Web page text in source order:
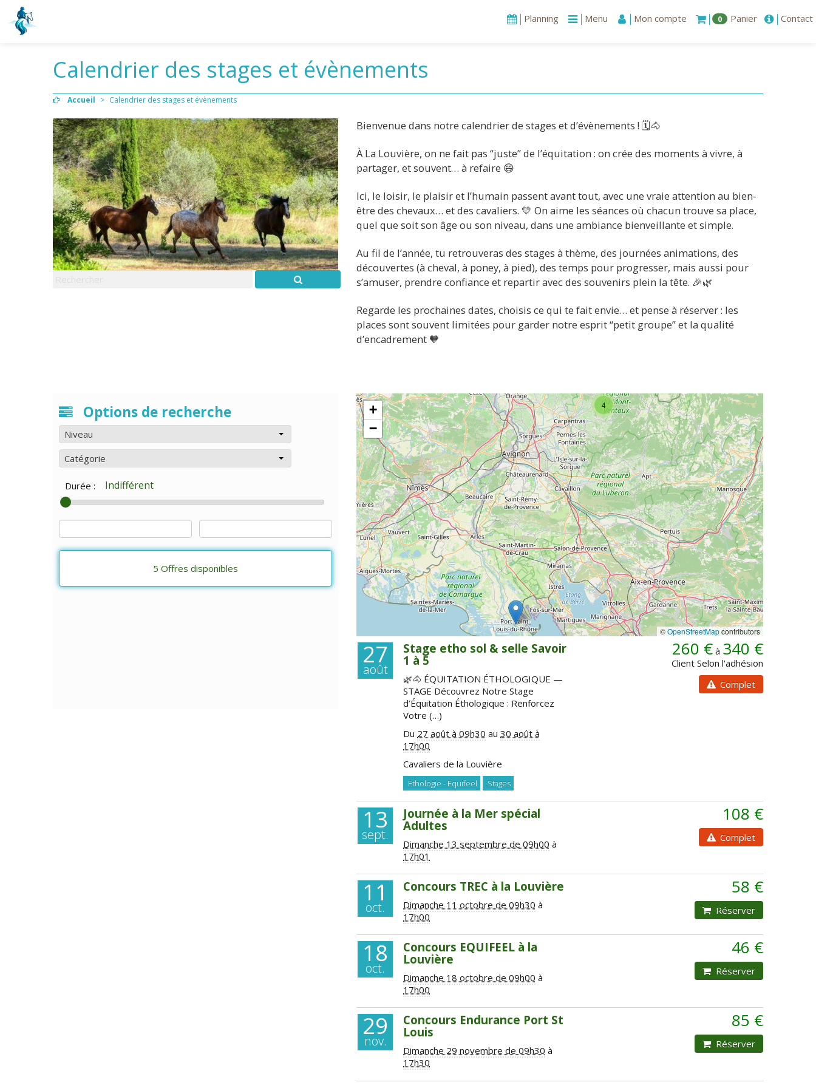
Planning Menu Mon compte 0 Panier Contact
Calendrier des stages et évènements
Accueil > Calendrier des stages et évènements
Bienvenue dans notre calendrier de stages et d’évènements ! 🗓️🐴
À La Louvière, on ne fait pas “juste” de l’équitation : on crée des moments à vivre, à
partager, et souvent… à refaire 😄
Ici, le loisir, le plaisir et l’humain passent avant tout, avec une vraie attention au bien-
être des chevaux… et des cavaliers. 💛 On aime les séances où chacun trouve sa place,
quel que soit son âge ou son niveau, dans une ambiance bienveillante et simple.
Au fil de l’année, tu retrouveras des stages à thème, des journées animations, des
découvertes (à cheval, à poney, à pied), des temps pour progresser, mais aussi pour
s’amuser, prendre confiance et repartir avec des souvenirs plein la tête. 🎉🌿
Regarde les prochaines dates, choisis ce qui te fait envie… et pense à réserver : les
places sont souvent limitées pour garder notre esprit “petit groupe” et la qualité
d’encadrement 🧡
Options de recherche
Niveau
Catégorie
Durée :
5 Offres disponibles
4
+
−
©OpenStreetMapcontributors
27
août
Stage etho sol & selle Savoir
1 à 5
🌿🐴 ÉQUITATION ÉTHOLOGIQUE —
STAGE Découvrez Notre Stage
d’Équitation Éthologique : Renforcez
Votre (…)
Du 27 août à 09h30 au30 août à
17h00
Cavaliers de la Louvière
Ethologie - Equifeel Stages
260 € à 340 €
Client Selon l'adhésion
Complet
13
sept.
Journée à la Mer spécial
Adultes
Dimanche 13 septembre de 09h00 à
17h01
108 €
Complet
11
oct.
Concours TREC à la Louvière
Dimanche 11 octobre de 09h30 à
17h00
58 €
Réserver
18
oct.
Concours EQUIFEEL à la
Louvière
Dimanche 18 octobre de 09h00 à
17h00
46 €
Réserver
29
nov.
Concours Endurance Port St
Louis
Dimanche 29 novembre de 09h30 à
17h30
85 €
Réserver